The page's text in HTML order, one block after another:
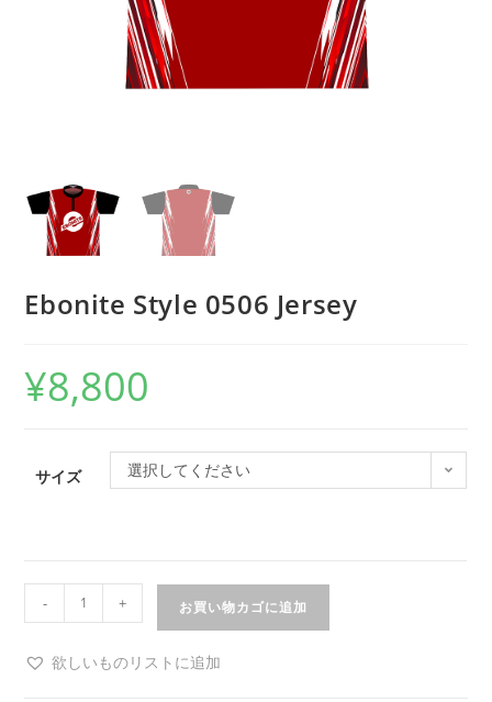
Ebonite Style 0506 Jersey
¥8,800
サイズ 選択してください
- + お買い物カゴに追加
欲しいものリストに追加